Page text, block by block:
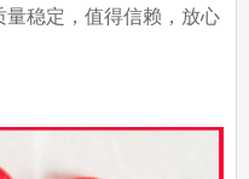
稳定，值得信赖，放心